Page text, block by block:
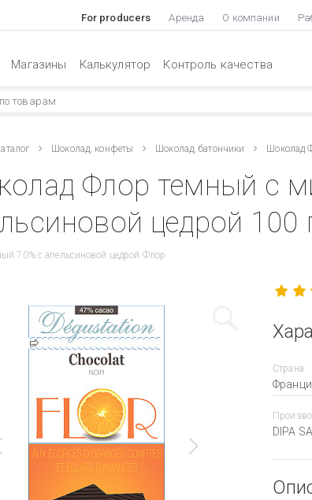
For producers Аренда О компании
Магазины Калькулятор Контроль качества
Шоколад, конфеты Шоколад, батончики Шоколад
Флор темный с
цедрой 100
70% с апельсиновой цедрой Флор
Страна
DIPA